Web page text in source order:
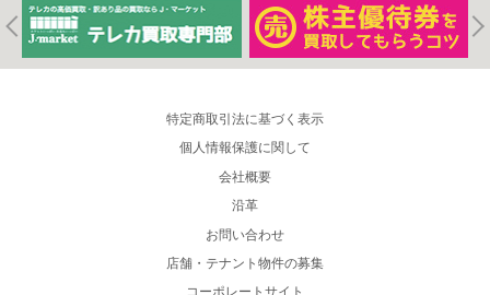
特定商取引法に基づく表示
個人情報保護に関して
会社概要
沿革
お問い合わせ
店舗・テナント物件の募集